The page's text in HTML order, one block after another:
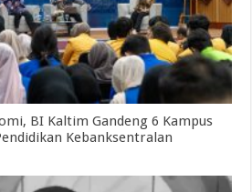
BI Kaltim Gandeng 6 Kampus
Kebanksentralan